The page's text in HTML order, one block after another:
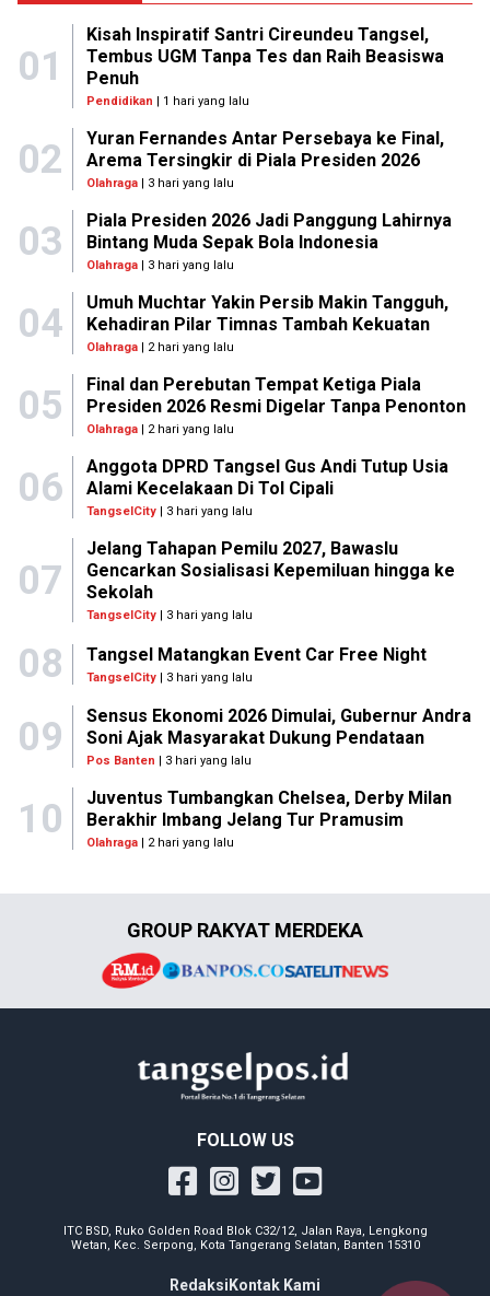
01
Kisah Inspiratif Santri Cireundeu Tangsel,
Tembus UGM Tanpa Tes dan Raih Beasiswa
Penuh
Pendidikan | 1 hari yang lalu
02
Yuran Fernandes Antar Persebaya ke Final,
Arema Tersingkir di Piala Presiden 2026
Olahraga| 3 hari yang lalu
03
Piala Presiden 2026 Jadi Panggung Lahirnya
Bintang Muda Sepak Bola Indonesia
Olahraga| 3 hari yang lalu
04
Umuh Muchtar Yakin Persib Makin Tangguh,
Kehadiran Pilar Timnas Tambah Kekuatan
Olahraga| 2 hari yang lalu
05
Final dan Perebutan Tempat Ketiga Piala
Presiden 2026 Resmi Digelar Tanpa Penonton
Olahraga| 2 hari yang lalu
06
Anggota DPRD Tangsel Gus Andi Tutup Usia
Alami Kecelakaan Di Tol Cipali
TangselCity| 3 hari yang lalu
07
Jelang Tahapan Pemilu 2027, Bawaslu
Gencarkan Sosialisasi Kepemiluan hingga ke
Sekolah
TangselCity| 3 hari yang lalu
08 Tangsel Matangkan Event Car Free Night
TangselCity | 3 hari yang lalu
09
Sensus Ekonomi 2026 Dimulai, Gubernur Andra
Soni Ajak Masyarakat Dukung Pendataan
Pos Banten | 3 hari yang lalu
10
Juventus Tumbangkan Chelsea, Derby Milan
Berakhir Imbang Jelang Tur Pramusim
Olahraga| 2 hari yang lalu
GROUP RAKYAT MERDEKA
FOLLOW US
ITC BSD, Ruko Golden Road Blok C32/12, Jalan Raya, Lengkong
Wetan, Kec. Serpong, Kota Tangerang Selatan, Banten 15310
Redaksi Kontak Kami